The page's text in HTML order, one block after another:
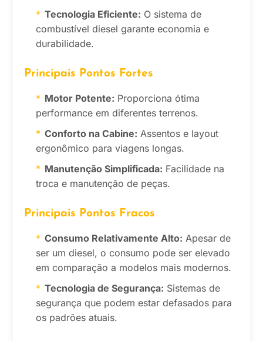
Tecnologia Eficiente: O sistema de
combustível diesel garante economia e
durabilidade.
Principais Pontos Fortes
Motor Potente: Proporciona ótima
performance em diferentes terrenos.
Conforto na Cabine: Assentos e layout
ergonômico para viagens longas.
Manutenção Simplificada: Facilidade na
troca e manutenção de peças.
Principais Pontos Fracos
Consumo Relativamente Alto: Apesar de
ser um diesel, o consumo pode ser elevado
em comparação a modelos mais modernos.
Tecnologia de Segurança: Sistemas de
segurança que podem estar defasados para
os padrões atuais.